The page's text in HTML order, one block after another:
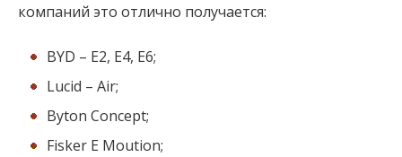
компаний это отлично получается:
BYD – E2, E4, E6;
Lucid – Air;
Byton Concept;
Fisker E Moution;